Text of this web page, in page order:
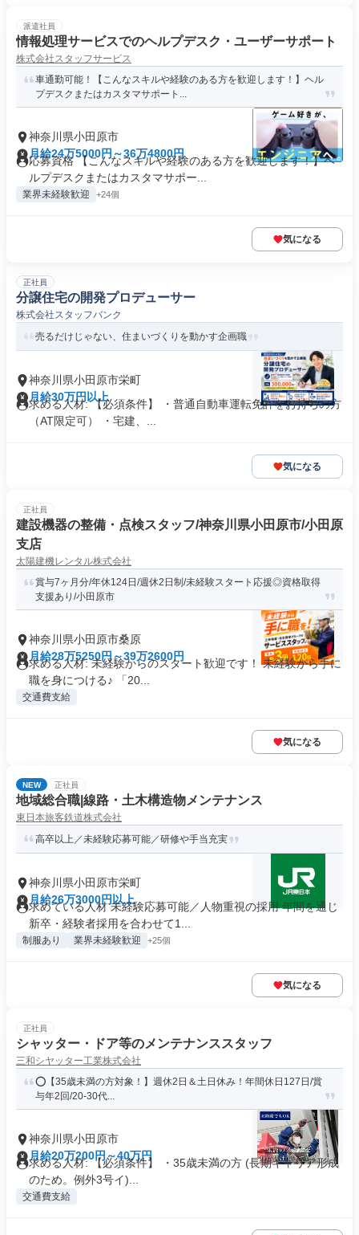
派遣社員
情報処理サービスでのヘルプデスク・ユーザーサポート
株式会社スタッフサービス
車通勤可能！【こんなスキルや経験のある方を歓迎します！】ヘル
プデスクまたはカスタマサポート...
神奈川県小田原市
月給24万5000円～36万4800円
応募資格 【こんなスキルや経験のある方を歓迎します！】ヘ
ルプデスクまたはカスタマサポー...
業界未経験歓迎 +24個
気になる
正社員
分譲住宅の開発プロデューサー
株式会社スタッフバンク
売るだけじゃない、住まいづくりを動かす企画職
神奈川県小田原市栄町
月給30万円以上
求める人材: 【必須条件】 ・普通自動車運転免許をお持ちの方
（AT限定可） ・宅建、...
気になる
正社員
建設機器の整備・点検スタッフ/神奈川県小田原市/小田原
支店
太陽建機レンタル株式会社
賞与7ヶ月分/年休124日/週休2日制/未経験スタート応援◎資格取得
支援あり/小田原市
神奈川県小田原市桑原
月給28万5250円～39万2600円
求める人材: 未経験からのスタート歓迎です！ 未経験から手に
職を身につける♪ 「20...
交通費支給
気になる
NEW 正社員
地域総合職|線路・土木構造物メンテナンス
東日本旅客鉄道株式会社
高卒以上／未経験応募可能／研修や手当充実
神奈川県小田原市栄町
月給26万3000円以上
求めている人材 未経験応募可能／人物重視の採用 年間を通じ
新卒・経験者採用を合わせて1...
制服あり 業界未経験歓迎 +25個
気になる
正社員
シャッター・ドア等のメンテナンススタッフ
三和シヤッター工業株式会社
⭕️【35歳未満の方対象！】週休2日＆土日休み！年間休日127日/賞
与年2回/20-30代...
神奈川県小田原市
月給20万200円～40万円
求める人材: 【必須条件】 ・35歳未満の方 (長期キャリア形成
のため。例外3号イ)...
交通費支給